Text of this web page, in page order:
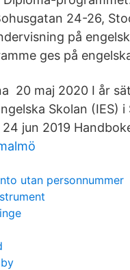
24-26,
på
ges på
20 maj 2020 I år
Skolan
jun 2019
utan personnummer